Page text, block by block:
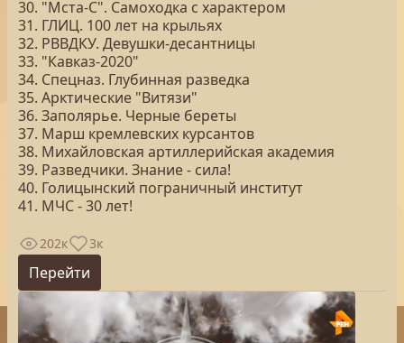
30. "Мста-С". Самоходка с характером
31. ГЛИЦ. 100 лет на крыльях
32. РВВДКУ. Девушки-десантницы
33. "Кавказ-2020"
34. Спецназ. Глубинная разведка
35. Арктические "Витязи"
36. Заполярье. Черные береты
37. Марш кремлевских курсантов
38. Михайловская артиллерийская академия
39. Разведчики. Знание - сила!
40. Голицынский пограничный институт
41. МЧС - 30 лет!
202к 3к
Перейти